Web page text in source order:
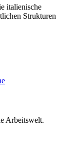
italienische
Strukturen
Arbeitswelt.